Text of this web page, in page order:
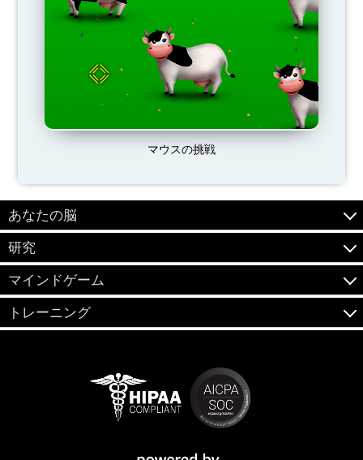
マウスの挑戦
あなたの脳
研究
マインドゲーム
トレーニング